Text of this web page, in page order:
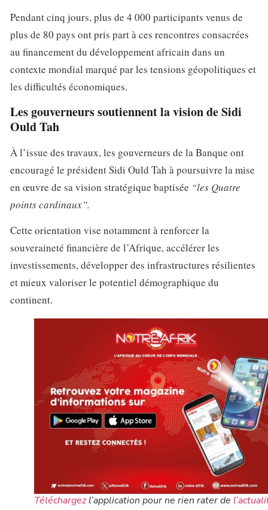
Pendant cinq jours, plus de 4 000 participants venus de
plus de 80 pays ont pris part à ces rencontres consacrées
au financement du développement africain dans un
contexte mondial marqué par les tensions géopolitiques et
les difficultés économiques.
Les gouverneurs soutiennent la vision de Sidi
Ould Tah
À l’issue des travaux, les gouverneurs de la Banque ont
encouragé le président Sidi Ould Tah à poursuivre la mise
en œuvre de sa vision stratégique baptisée “les Quatre
points cardinaux”.
Cette orientation vise notamment à renforcer la
souveraineté financière de l’Afrique, accélérer les
investissements, développer des infrastructures résilientes
et mieux valoriser le potentiel démographique du
continent.
Téléchargezl’application pour ne rien rater de